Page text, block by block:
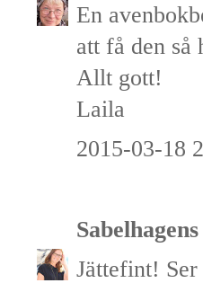
En
att få den så
Allt gott!
Laila
2015-03-18
Jättefint!